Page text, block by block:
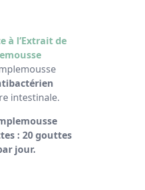
à l’Extrait de
intestinale.
: 20 gouttes
jour.